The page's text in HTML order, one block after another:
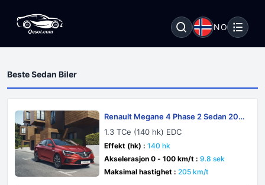
NO
Beste Sedan Biler
Renault Megane 4 Phase 2 Sedan 202
1
1.3 TCe (140 hk) EDC
Effekt (hk) : 140 hk
Akselerasjon 0 - 100 km/t : 9.8 sek
Maksimal hastighet : 205 km/t